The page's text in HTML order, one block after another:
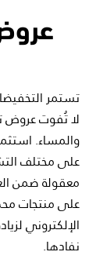
لا تُفوت عروض
على مختلف
معقولة ضمن
على منتجات
الإلكتروني
نفادها.